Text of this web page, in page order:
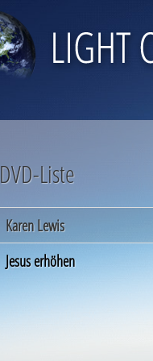
DVD-Liste
Karen Lewis
Jesus erhöhen